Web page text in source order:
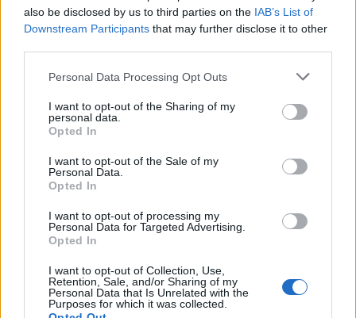
also be disclosed by us to third parties on the IAB’s List of
Downstream Participants that may further disclose it to other
Please note that this website/app uses one or more Google
not limited to your visit or usage behaviour. You may click to
grant or deny consent to Google and its third-party tags to
use your data for below specified purposes in below Google
consent section.
Personal Data Processing Opt Outs
I want to opt-out of the Sharing of my
personal data.
Opted In
I want to opt-out of the Sale of my
Personal Data.
Opted In
I want to opt-out of processing my
Personal Data for Targeted Advertising.
Opted In
I want to opt-out of Collection, Use,
Retention, Sale, and/or Sharing of my
Personal Data that Is Unrelated with the
Purposes for which it was collected.
16:19 14.01.25
Τασούλας σε Γιαννούλη για Προεδρία της
Δημοκρατίας: «Και αύριο και αντιμεθαύριο